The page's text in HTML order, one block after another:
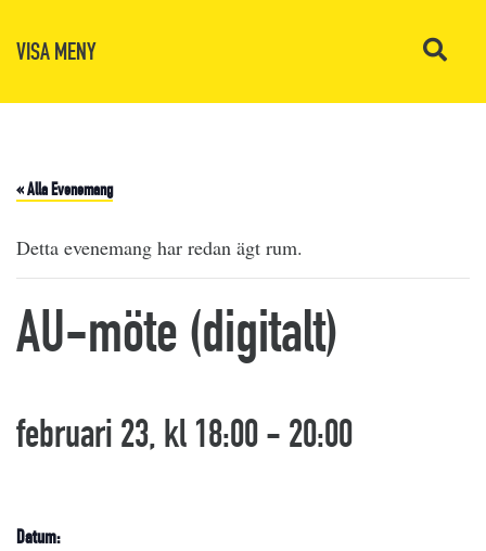
VISA MENY
« Alla Evenemang
Detta evenemang har redan ägt rum.
AU-möte (digitalt)
februari 23, kl 18:00- 20:00
Datum: